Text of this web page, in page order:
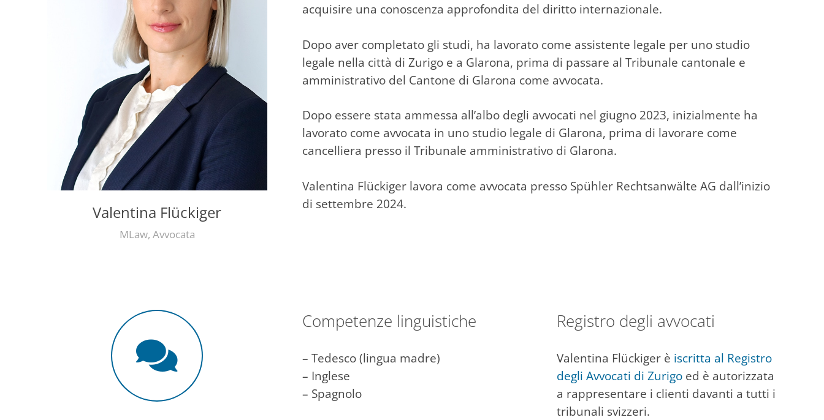
Valentina Flückiger
MLaw, Avvocata
acquisire una conoscenza approfondita del diritto internazionale.
Dopo aver completato gli studi, ha lavorato come assistente legale per uno studio
legale nella città di Zurigo e a Glarona, prima di passare al Tribunale cantonale e
amministrativo del Cantone di Glarona come avvocata.
Dopo essere stata ammessa all’albo degli avvocati nel giugno 2023, inizialmente ha
lavorato come avvocata in uno studio legale di Glarona, prima di lavorare come
cancelliera presso il Tribunale amministrativo di Glarona.
Valentina Flückiger lavora come avvocata presso Spühler Rechtsanwälte AG dall’inizio
di settembre 2024.
Competenze linguistiche
– Tedesco (lingua madre)
– Inglese
– Spagnolo
Registro degli avvocati
Valentina Flückiger è iscritta al Registro
degli Avvocati di Zurigo ed è autorizzata
a rappresentare i clienti davanti a tutti i
tribunali svizzeri.